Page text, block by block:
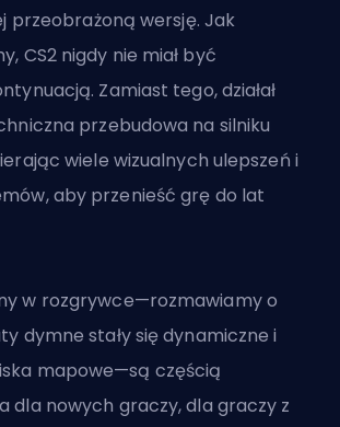
przeobrażoną wersję. Jak
CS2 nigdy nie miał być
Zamiast tego, działał
przebudowa na silniku
wiele wizualnych ulepszeń i
aby przenieść grę do lat
w rozgrywce—rozmawiamy o
dymne stały się dynamiczne i
mapowe—są częścią
dla nowych graczy, dla graczy z